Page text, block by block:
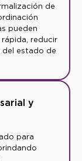
de
pueden
reducir
estado de
y
para